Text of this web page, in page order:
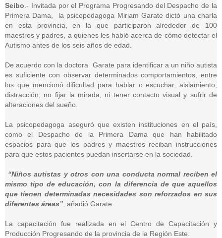
Seibo .- Invitada por el Programa Progresando del Despacho de la
Primera Dama, la psicopedagoga Miriam Garate dictó una charla
en esta provincia, en la que participaron alrededor de 100
maestros y padres, a quienes les habló acerca de cómo detectar el
Autismo antes de los seis años de edad.
De acuerdo con la doctora Garate para identificar a un niño autista
es suficiente con observar determinados comportamientos, entre
los que mencionó dificultad para hablar o escuchar, aislamiento,
distracción, no fijar la mirada, ni tener contacto visual y sufrir de
alteraciones del sueño.
La psicopedagoga aseguró que existen instituciones en el país,
como el Despacho de la Primera Dama que han habilitado
espacios para que los padres y maestros reciban instrucciones
para que estos pacientes puedan insertarse en la sociedad.
“Niños autistas y otros con una conducta normal reciben el
mismo tipo de educación, con la diferencia de que aquellos
que tienen determinadas necesidades son reforzados en sus
diferentes áreas” , añadió Garate.
La capacitación fue realizada en el Centro de Capacitación y
Producción Progresando de la provincia de la Región Este.